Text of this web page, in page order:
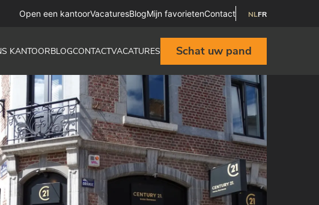
Open een kantoorVacaturesBlogMijn favorietenContact NLFR
KANTOORBLOGCONTACTVACATURES Schat uw pand